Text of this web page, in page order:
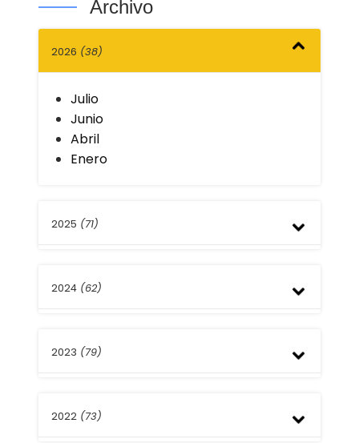
Archivo
2026 (38)
Julio
Junio
Abril
Enero
2025 (71)
Septiembre
Mayo
2024 (62)
Septiembre
Mayo
2023 (79)
Octubre
2022 (73)